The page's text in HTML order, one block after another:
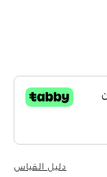
دليل القياس